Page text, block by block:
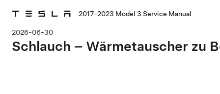
2017-2023 Model 3 Service Manual
2026-06-30
Schlauch – Wärmetauscher zu